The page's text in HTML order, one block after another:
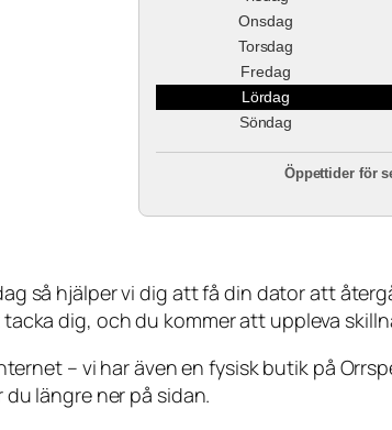
Onsdag
Torsdag
Fredag
Lördag
Söndag
Öppettider för
så hjälper vi dig att få din dator att
dig, och du kommer att uppleva
– vi har även en fysisk butik på
längre ner på sidan.